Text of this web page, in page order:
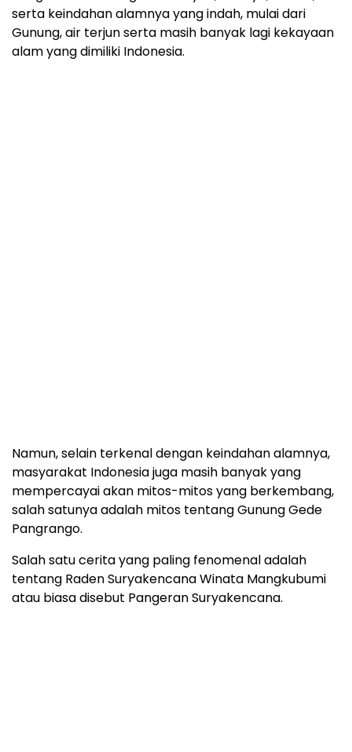
serta keindahan alamnya yang indah, mulai dari
Gunung, air terjun serta masih banyak lagi kekayaan
alam yang dimiliki Indonesia.
Namun, selain terkenal dengan keindahan alamnya,
masyarakat Indonesia juga masih banyak yang
mempercayai akan mitos-mitos yang berkembang,
salah satunya adalah mitos tentang Gunung Gede
Pangrango.
Salah satu cerita yang paling fenomenal adalah
tentang Raden Suryakencana Winata Mangkubumi
atau biasa disebut Pangeran Suryakencana.